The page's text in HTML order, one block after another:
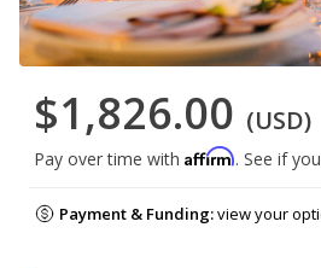
$1,826.00 (USD)
Pay over time with Affirm. See if
Payment & Funding:view your